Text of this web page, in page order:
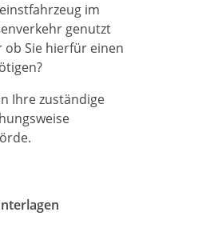
im
genutzt
Sie hierfür einen
Ihre zuständige